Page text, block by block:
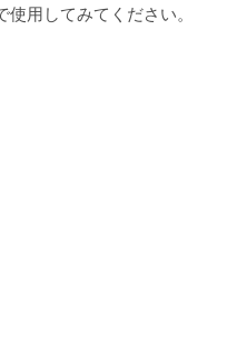
使用してみてください。